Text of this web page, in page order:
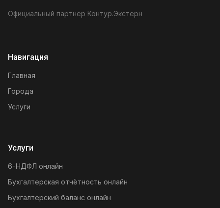
Официальный партнёр Контур.Экстерн
Навигация
Главная
Города
Услуги
Услуги
6-НДФЛ онлайн
Бухгалтерская отчётность онлайн
Бухгалтерский баланс онлайн